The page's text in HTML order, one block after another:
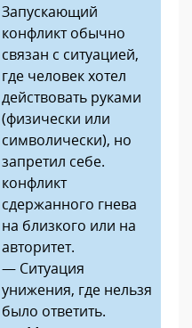
Запускающий
конфликт обычно
связан с ситуацией,
где человек хотел
действовать руками
(физически или
символически), но
запретил себе.
конфликт
сдержанного гнева
на близкого или на
авторитет.
— Ситуация
унижения, где нельзя
было ответить.